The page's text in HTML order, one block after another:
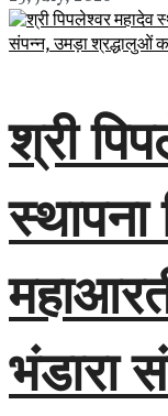
श्री
भंडारा